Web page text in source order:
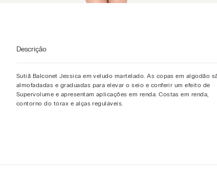
Descrição
Sutiã Balconet Jessica em veludo martelado. As copas em algodão
almofadadas e graduadas para elevar o seio e conferir um efeito de
Supervolume e apresentam aplicações em renda. Costas em renda,
contorno do tórax e alças reguláveis.